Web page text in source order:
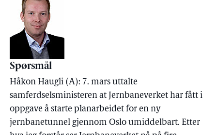
Spørsmål
Håkon Haugli (A): 7. mars uttalte
samferdselsministeren at Jernbaneverket har fått i
oppgave å starte planarbeidet for en ny
jernbanetunnel gjennom Oslo umiddelbart. Etter